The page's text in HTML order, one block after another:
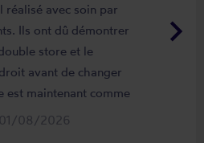
keyboard_arrow_right
réalisé avec soin par
Ils ont dû démontrer
store et le
avant de changer
est maintenant comme
positionné et
01/08/2026